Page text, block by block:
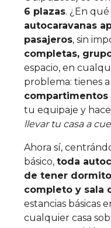
6 plazas. ¿En
autocaravanas
pasajeros, sin
completas,
espacio, en
problema: tienes
compartimentos
tu equipaje y
llevar tu casa a
Ahora sí,
básico, toda
de tener
completo y sala
estancias básicas
cualquier casa